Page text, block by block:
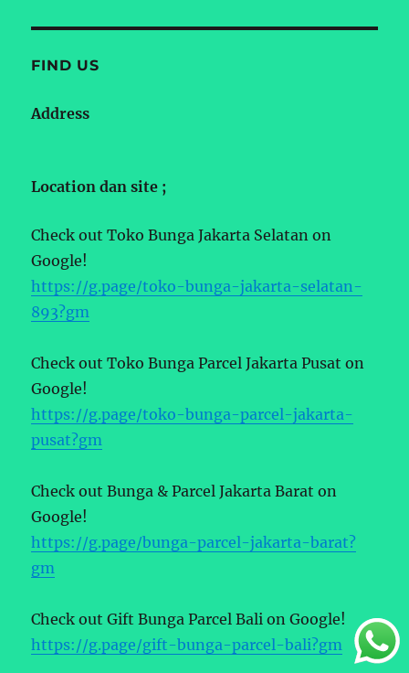
FIND US
Address
Location dan site ;
Check out Toko Bunga Jakarta Selatan on
Google!
https://g.page/toko-bunga-jakarta-selatan-
893?gm
Check out Toko Bunga Parcel Jakarta Pusat on
Google!
https://g.page/toko-bunga-parcel-jakarta-
pusat?gm
Check out Bunga & Parcel Jakarta Barat on
Google!
https://g.page/bunga-parcel-jakarta-barat?
gm
Check out Gift Bunga Parcel Bali on Google!
https://g.page/gift-bunga-parcel-bali?gm